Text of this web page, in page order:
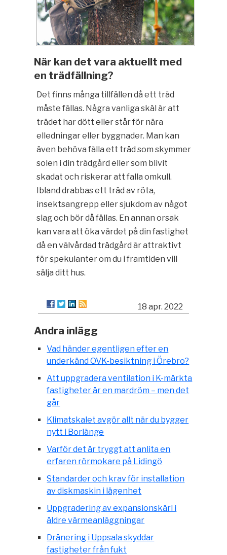
När kan det vara aktuellt med
en trädfällning?
Det finns många tillfällen då ett träd
måste fällas. Några vanliga skäl är att
trädet har dött eller står för nära
elledningar eller byggnader. Man kan
även behöva fälla ett träd som skymmer
solen i din trädgård eller som blivit
skadat och riskerar att falla omkull.
Ibland drabbas ett träd av röta,
insektsangrepp eller sjukdom av något
slag och bör då fällas. En annan orsak
kan vara att öka värdet på din fastighet
då en välvårdad trädgård är attraktivt
för spekulanter om du i framtiden vill
sälja ditt hus.
18 apr. 2022
Andra inlägg
Vad händer egentligen efter en
underkänd OVK-besiktning i Örebro?
Att uppgradera ventilation i K-märkta
fastigheter är en mardröm – men det
går
Klimatskalet avgör allt när du bygger
nytt i Borlänge
Varför det är tryggt att anlita en
erfaren rörmokare på Lidingö
Standarder och krav för installation
av diskmaskin i lägenhet
Uppgradering av expansionskärl i
äldre värmeanläggningar
Dränering i Uppsala skyddar
fastigheter från fukt